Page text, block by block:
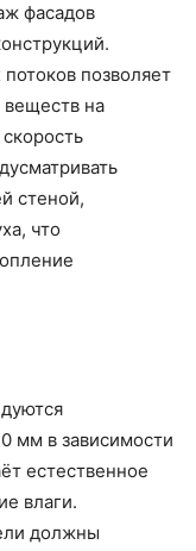
фасадов
позволяет
веществ на
стеной,
что
мм в зависимости
естественное
влаги.
должны